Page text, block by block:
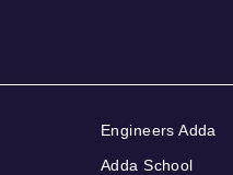
Engineers Adda
Adda School